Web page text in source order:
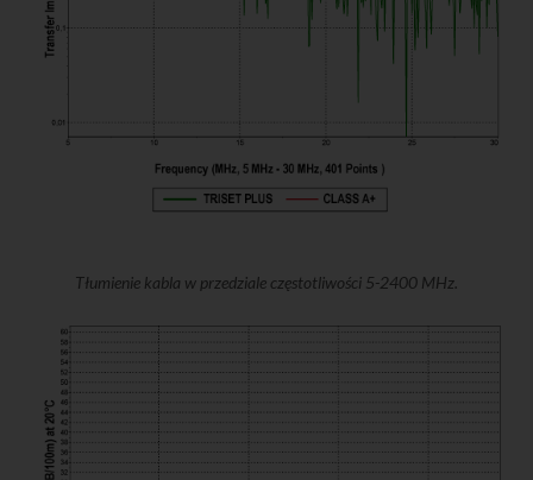
Tłumienie kabla w przedziale częstotliwości 5-2400 MHz.